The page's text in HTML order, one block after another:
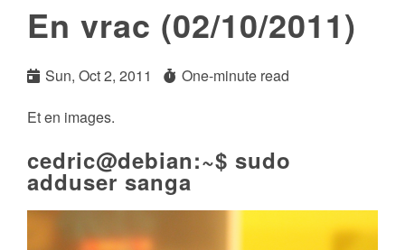
En vrac (02/10/2011)
Sun, Oct 2, 2011
One-minute read
Et en images.
cedric@debian:~$ sudo
adduser sanga